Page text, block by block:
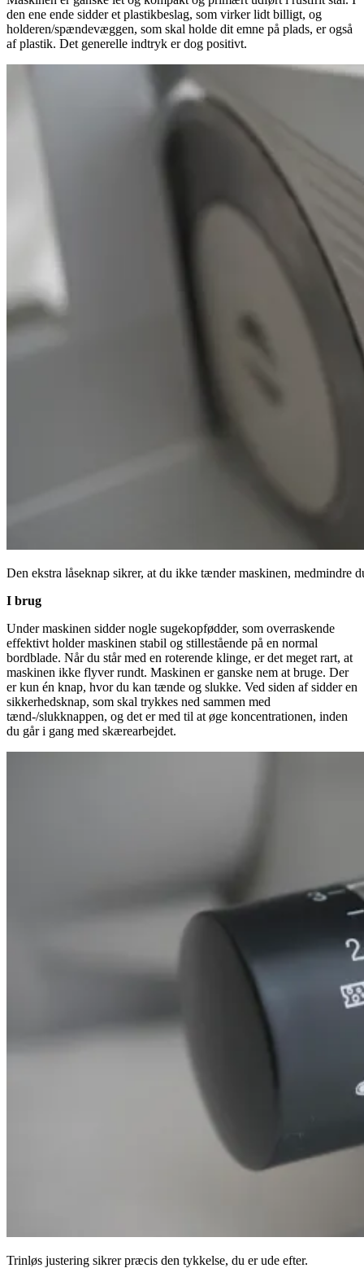
den ene ende sidder et plastikbeslag, som virker lidt billigt, og
holderen/spændevæggen, som skal holde dit emne på plads, er også
af plastik. Det generelle indtryk er dog positivt.
Den ekstra låseknap sikrer, at du ikke tænder maskinen, medmindre
I brug
Under maskinen sidder nogle sugekopfødder, som overraskende
effektivt holder maskinen stabil og stillestående på en normal
bordblade. Når du står med en roterende klinge, er det meget rart, at
maskinen ikke flyver rundt. Maskinen er ganske nem at bruge. Der
er kun én knap, hvor du kan tænde og slukke. Ved siden af sidder en
sikkerhedsknap, som skal trykkes ned sammen med
tænd-/slukknappen, og det er med til at øge koncentrationen, inden
du går i gang med skærearbejdet.
Trinløs justering sikrer præcis den tykkelse, du er ude efter.